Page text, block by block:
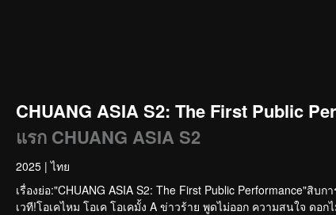
CHUANG ASIA S2: The First Public
แรก CHUANG ASIA S2
2025 | ไทย
เรื่องย่อ:"CHUANG ASIA S2: The First Public Performance"สิ
เวที!โอเคไหม โอเค โอเคมั้ง A ข่าวร้าย พูดไม่ออก ความสนใจ ด